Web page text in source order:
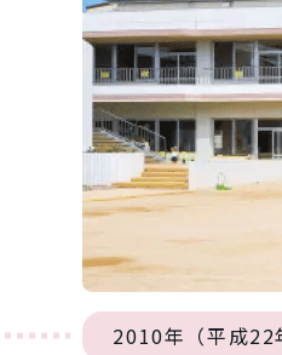
2010年（平成22